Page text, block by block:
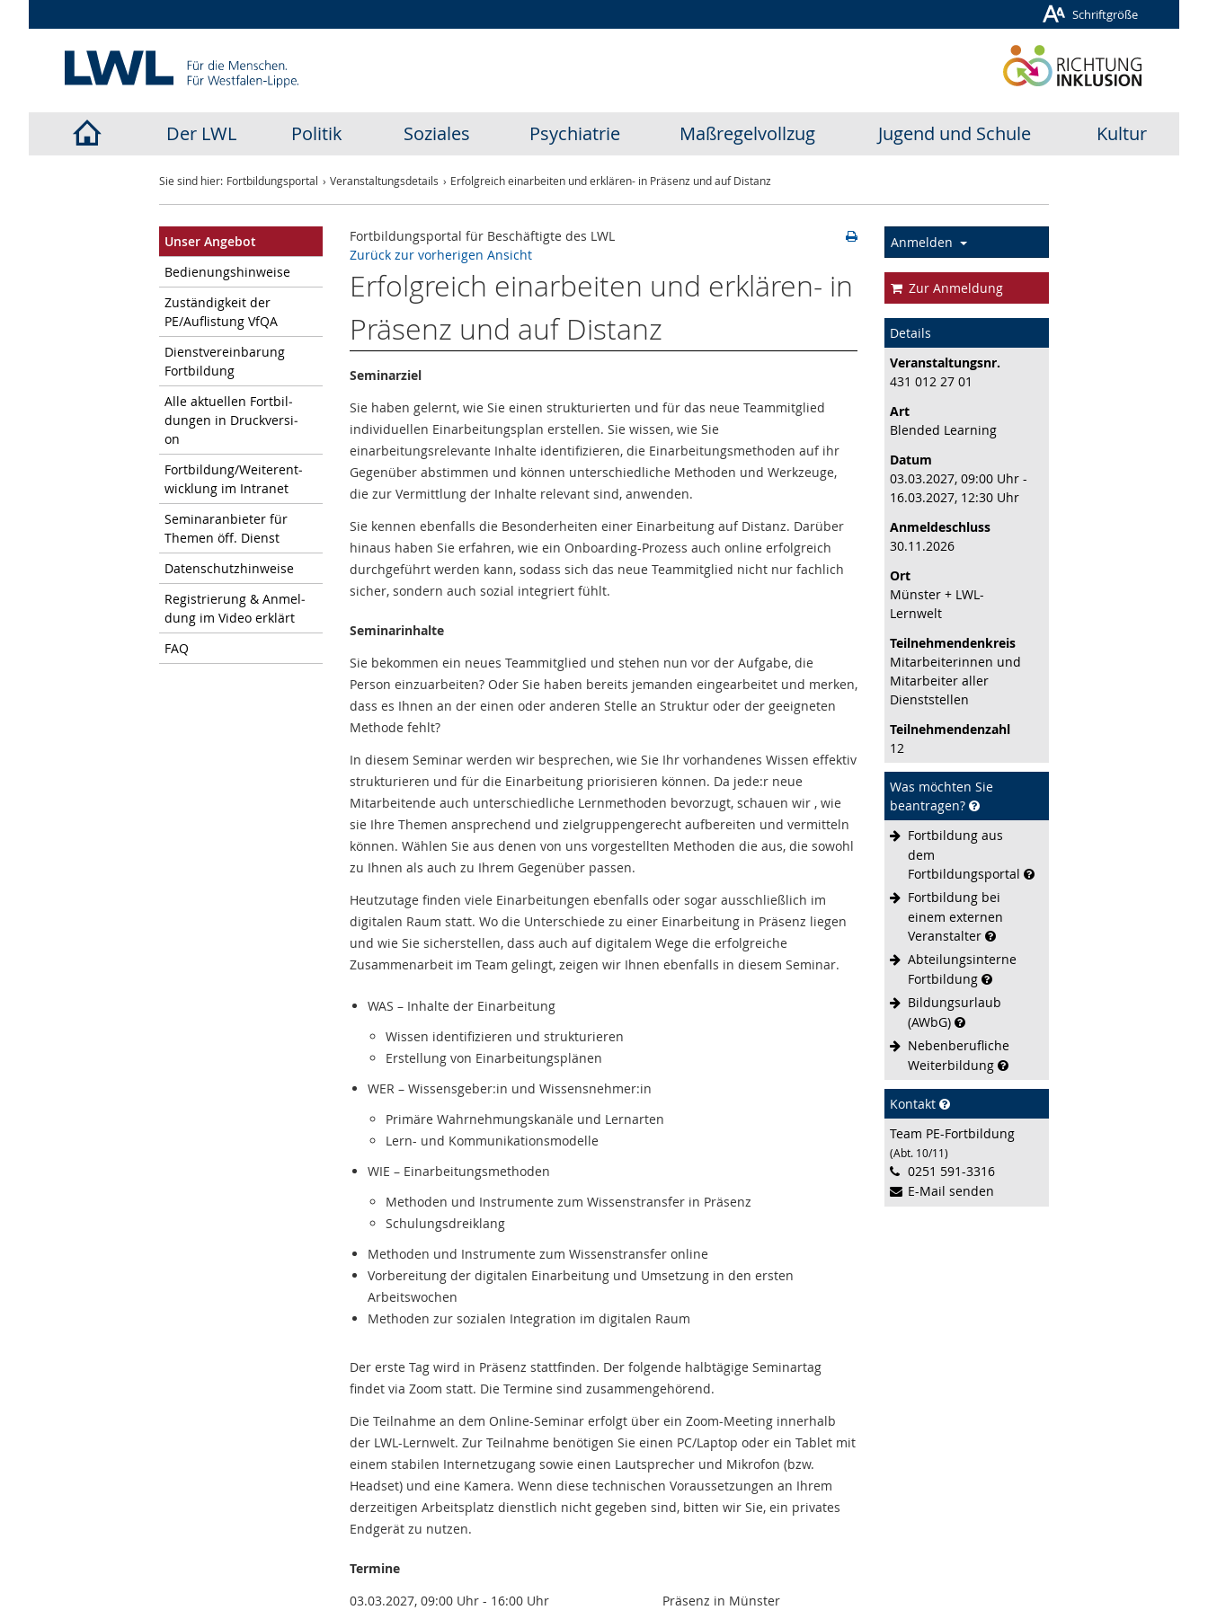
Schriftgröße
Der LWL Politik Soziales Psychiatrie Maßregelvollzug Jugend und Schule Kultur
Sie sind hier: Fortbildungsportal Veranstaltungsdetails Erfolgreich einarbeiten und erklären- in Präsenz und auf Distanz
Unser An­ge­bot
Be­die­nungs­hin­wei­se
Zu­stän­dig­keit der
PE/Auf­lis­tung VfQA
Dienst­ver­ein­ba­rung
Fort­bil­dung
Alle ak­tu­el­len Fort­bil­
dun­gen in Druck­ver­si­
on
Fort­bil­dung/Wei­ter­ent­
wick­lung im In­tra­net
Se­mi­nar­an­bie­ter für
The­men öff. Dienst
Da­ten­schutz­hin­wei­se
Re­gis­trie­rung & An­mel­
dung im Video er­klärt
FAQ
Fortbildungsportal für Beschäftigte des LWL
Zurück zur vorherigen Ansicht
Erfolgreich einarbeiten und erklären- in
Präsenz und auf Distanz
Seminarziel
Sie haben gelernt, wie Sie einen strukturierten und für das neue Teammitglied
individuellen Einarbeitungsplan erstellen. Sie wissen, wie Sie
einarbeitungsrelevante Inhalte identifizieren, die Einarbeitungsmethoden auf ihr
Gegenüber abstimmen und können unterschiedliche Methoden und Werkzeuge,
die zur Vermittlung der Inhalte relevant sind, anwenden.
Sie kennen ebenfalls die Besonderheiten einer Einarbeitung auf Distanz. Darüber
hinaus haben Sie erfahren, wie ein Onboarding-Prozess auch online erfolgreich
durchgeführt werden kann, sodass sich das neue Teammitglied nicht nur fachlich
sicher, sondern auch sozial integriert fühlt.
Seminarinhalte
Sie bekommen ein neues Teammitglied und stehen nun vor der Aufgabe, die
Person einzuarbeiten? Oder Sie haben bereits jemanden eingearbeitet und merken,
dass es Ihnen an der einen oder anderen Stelle an Struktur oder der geeigneten
Methode fehlt?
In diesem Seminar werden wir besprechen, wie Sie Ihr vorhandenes Wissen effektiv
strukturieren und für die Einarbeitung priorisieren können. Da jede:r neue
Mitarbeitende auch unterschiedliche Lernmethoden bevorzugt, schauen wir , wie
sie Ihre Themen ansprechend und zielgruppengerecht aufbereiten und vermitteln
können. Wählen Sie aus denen von uns vorgestellten Methoden die aus, die sowohl
zu Ihnen als auch zu Ihrem Gegenüber passen.
Heutzutage finden viele Einarbeitungen ebenfalls oder sogar ausschließlich im
digitalen Raum statt. Wo die Unterschiede zu einer Einarbeitung in Präsenz liegen
und wie Sie sicherstellen, dass auch auf digitalem Wege die erfolgreiche
Zusammenarbeit im Team gelingt, zeigen wir Ihnen ebenfalls in diesem Seminar.
WAS – Inhalte der Einarbeitung
Wissen identifizieren und strukturieren
Erstellung von Einarbeitungsplänen
WER – Wissensgeber:in und Wissensnehmer:in
Primäre Wahrnehmungskanäle und Lernarten
Lern- und Kommunikationsmodelle
WIE – Einarbeitungsmethoden
Methoden und Instrumente zum Wissenstransfer in Präsenz
Schulungsdreiklang
Methoden und Instrumente zum Wissenstransfer online
Vorbereitung der digitalen Einarbeitung und Umsetzung in den ersten
Arbeitswochen
Methoden zur sozialen Integration im digitalen Raum
Der erste Tag wird in Präsenz stattfinden. Der folgende halbtägige Seminartag
findet via Zoom statt. Die Termine sind zusammengehörend.
Die Teilnahme an dem Online-Seminar erfolgt über ein Zoom-Meeting innerhalb
der LWL-Lernwelt. Zur Teilnahme benötigen Sie einen PC/Laptop oder ein Tablet mit
einem stabilen Internetzugang sowie einen Lautsprecher und Mikrofon (bzw.
Headset) und eine Kamera. Wenn diese technischen Voraussetzungen an Ihrem
derzeitigen Arbeitsplatz dienstlich nicht gegeben sind, bitten wir Sie, ein privates
Endgerät zu nutzen.
Termine
03.03.2027, 09:00 Uhr - 16:00 Uhr
Präsenz in Münster
Anmelden
Zur Anmeldung
Details
Veranstaltungs­nr.
431 012 27 01
Art
Blended Learning
Datum
03.03.2027, 09:00 Uhr -
16.03.2027, 12:30 Uhr
Anmeldeschluss
30.11.2026
Ort
Münster + LWL-
Lernwelt
Teilnehmenden­kreis
Mitarbeiterinnen und
Mitarbeiter aller
Dienststellen
Teilnehmenden­zahl
12
Was möchten Sie
beantragen?
Fortbildung aus
dem
Fortbildungsportal
Fortbildung bei
einem externen
Veranstalter
Abteilungsinterne
Fortbildung
Bildungsurlaub
(AWbG)
Nebenberufliche
Weiterbildung
Kontakt
Team PE-Fortbildung
(Abt. 10/11)
0251 591-3316
E-Mail senden